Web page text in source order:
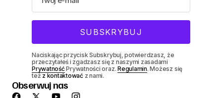
Naciskając przycisk Subskrybuj, potwierdzasz, że
przeczytałeś i zgadzasz się z naszymi zasadami
PrywatnośćPrywatności oraz.Regulamin. Możesz się
też z kontaktowaćz nami.
Obserwuj nas